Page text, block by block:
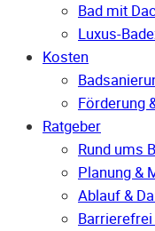
Bad mit
Luxus-
Kosten
Förderung
Ratgeber
Rund ums
Planung &
Ablauf &
Barrierefrei